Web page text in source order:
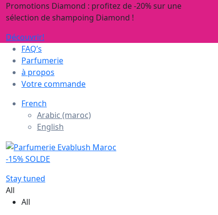
Promotions Diamond : profitez de -20% sur une
sélection de shampoing Diamond !
Découvrir!
FAQ’s
Parfumerie
à propos
Votre commande
French
Arabic (maroc)
English
-15% SOLDE
Stay tuned
All
All